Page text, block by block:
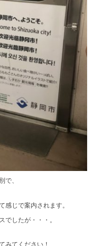
で、
感じで案内されます。
でしたが・・・。
みてください！